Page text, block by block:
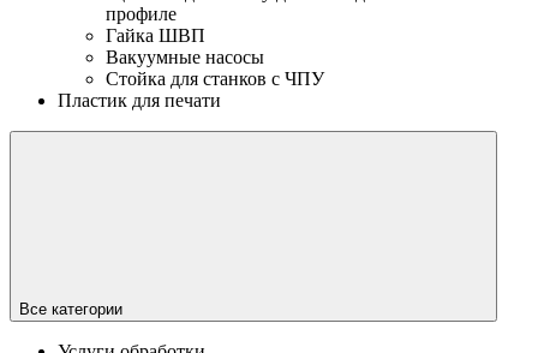
профиле
Гайка ШВП
Вакуумные насосы
Стойка для станков с ЧПУ
Пластик для печати
Все категории